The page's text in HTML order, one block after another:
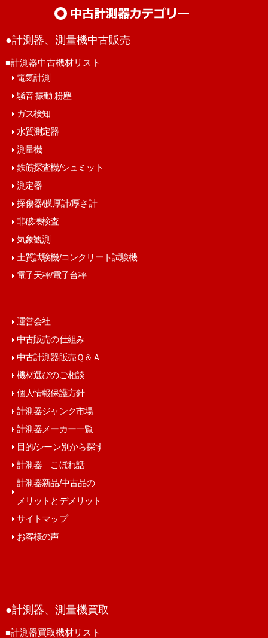
●計測器、測量機中古販売
■計測器中古機材リスト
電気計測
騒音 振動 粉塵
ガス検知
水質測定器
測量機
鉄筋探査機/シュミット
測定器
探傷器/膜厚計/厚さ計
非破壊検査
気象観測
土質試験機/コンクリート試験機
電子天秤/電子台秤
運営会社
中古販売の仕組み
中古計測器販売Ｑ＆Ａ
機材選びのご相談
個人情報保護方針
計測器ジャンク市場
計測器メーカー一覧
目的/シーン別から探す
計測器 こぼれ話
計測器新品/中古品の
メリットとデメリット
サイトマップ
お客様の声
●計測器、測量機買取
■計測器買取機材リスト